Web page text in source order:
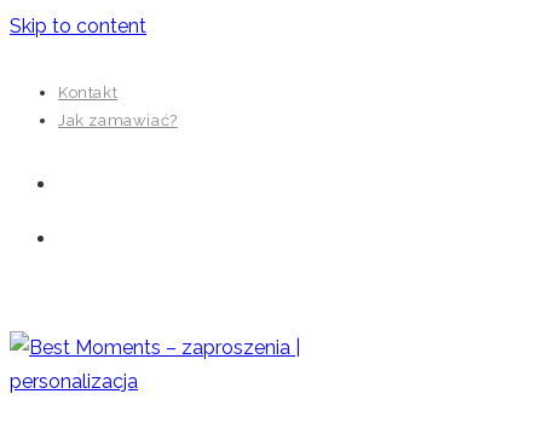
Skip to content
Kontakt
Jak zamawiać?